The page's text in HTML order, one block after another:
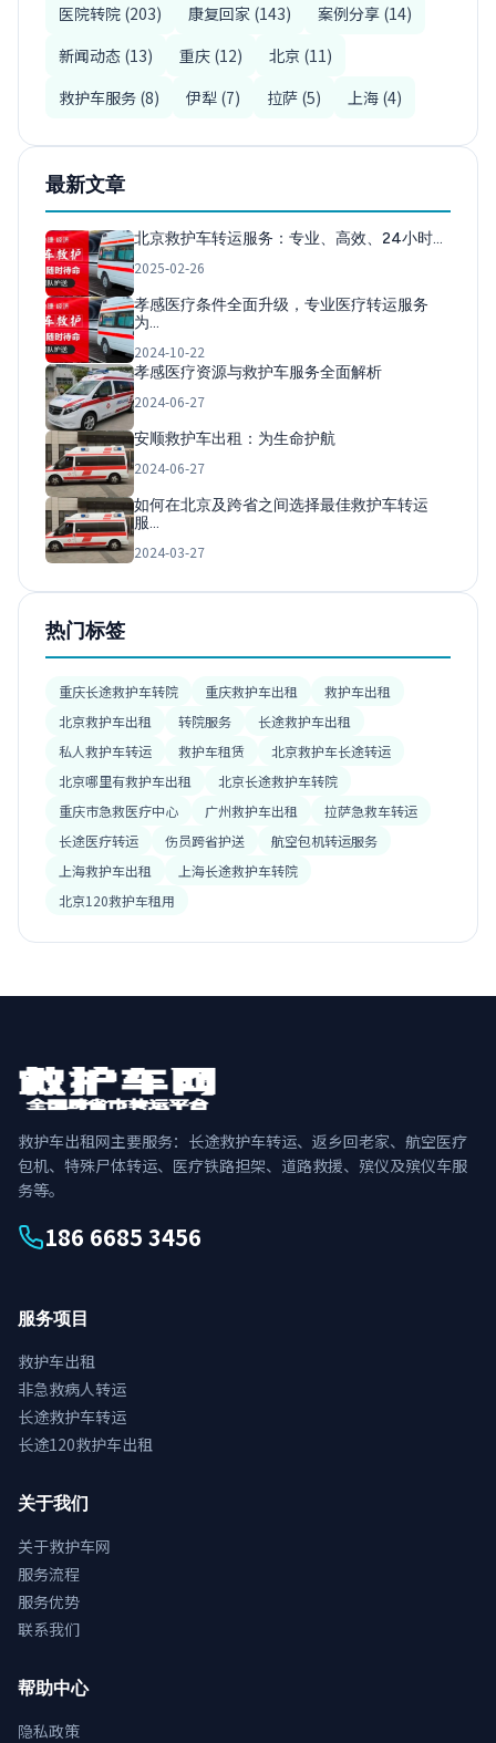
医院转院 (203) 康复回家 (143)
案例分享 (14)
新闻动态 (13)
重庆 (12)
北京 (11)
救护车服务 (8)
伊犁 (7) 拉萨 (5) 上海 (4)
最新文章
北京救护车转运服务：专业、高效、24小时…
2025-02-26
孝感医疗条件全面升级，专业医疗转运服务
为…
2024-10-22
孝感医疗资源与救护车服务全面解析
2024-06-27
安顺救护车出租：为生命护航
2024-06-27
如何在北京及跨省之间选择最佳救护车转运
服…
2024-03-27
热门标签
重庆长途救护车转院 重庆救护车出租
救护车出租
北京救护车出租
转院服务
长途救护车出租
私人救护车转运
救护车租赁
北京救护车长途转运
北京哪里有救护车出租
北京长途救护车转院
重庆市急救医疗中心
广州救护车出租
拉萨急救车转运
长途医疗转运
伤员跨省护送
航空包机转运服务
上海救护车出租
上海长途救护车转院
北京120救护车租用
救护车出租网主要服务：长途救护车转运、返乡回老家、航空医疗
包机、特殊尸体转运、医疗铁路担架、道路救援、殡仪及殡仪车服
务等。
186 6685 3456
服务项目
救护车出租
非急救病人转运
长途救护车转运
长途120救护车出租
关于我们
关于救护车网
服务流程
服务优势
联系我们
帮助中心
隐私政策